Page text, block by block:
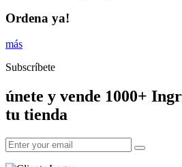
Ordena ya!
más
Subscríbete
únete y vende 1000+
tu tienda